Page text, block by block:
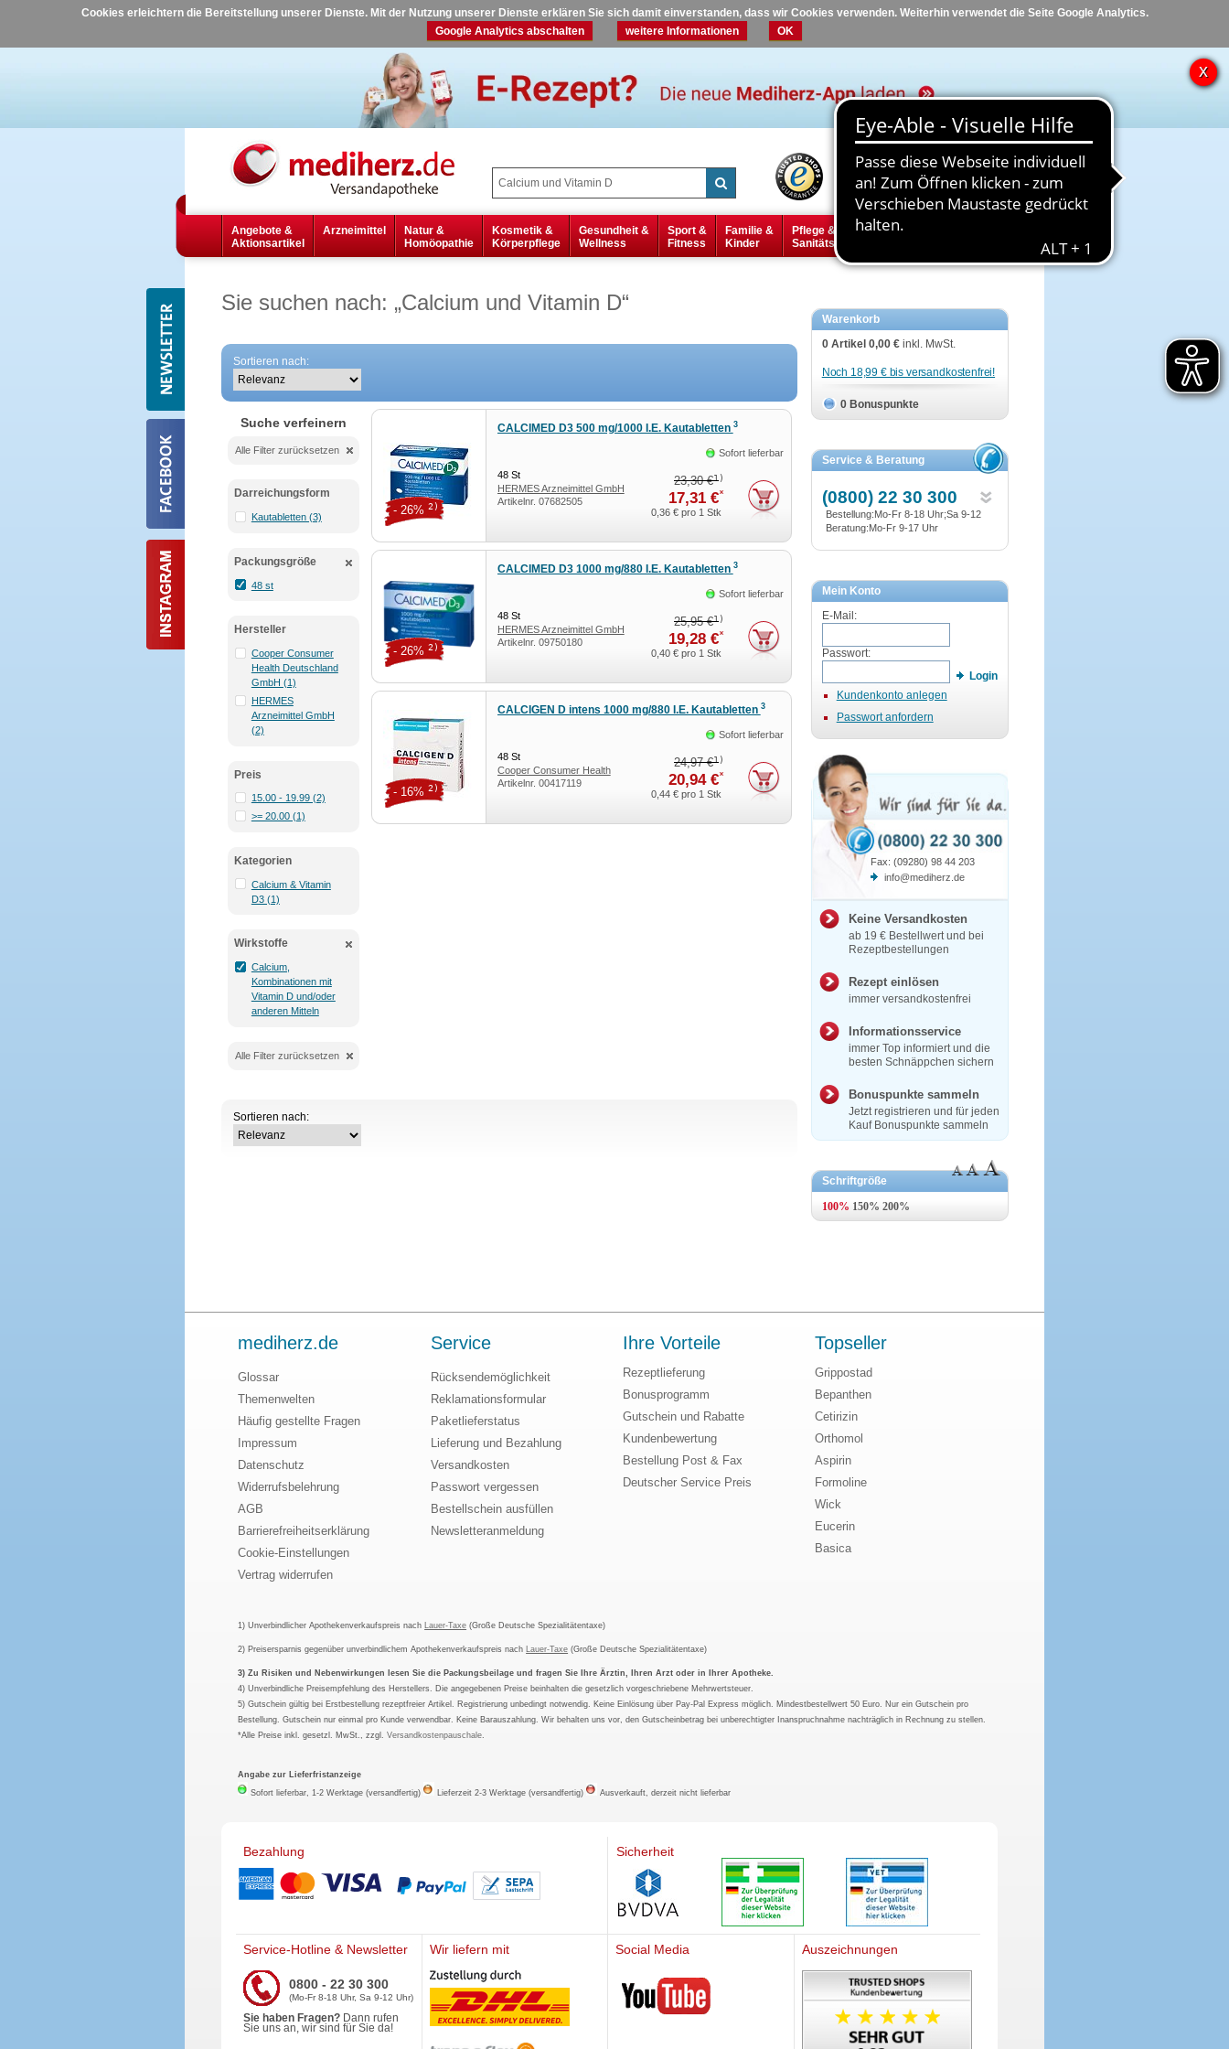
Cookies erleichtern die Bereitstellung unserer Dienste. Mit der Nutzung unserer Dienste erklären Sie sich damit einverstanden, dass wir Cookies verwenden. Weiterhin verwendet die Seite Google Analytics.
Google Analytics abschalten
weitere Informationen OK
Hilfe Kontakt
Angebote &
Aktionsartikel
Arzneimittel
Natur &
Homöopathie
Kosmetik &
Körperpflege
Gesundheit &
Wellness
Sport &
Fitness
Familie &
Kinder
Pflege &
Sanitätsbedarf
Diabetes
Sie suchen nach: „Calcium und Vitamin D“
Sortieren nach:
Suche verfeinern
Alle Filter zurücksetzen
Darreichungsform
Kautabletten (3)
Packungsgröße
48 st
Hersteller
Cooper Consumer
Health Deutschland
GmbH (1)
HERMES
Arzneimittel GmbH
(2)
Preis
15.00 - 19.99 (2)
>= 20.00 (1)
Kategorien
Calcium & Vitamin
D3 (1)
Wirkstoffe
Calcium,
Kombinationen mit
Vitamin D und/oder
anderen Mitteln
Alle Filter zurücksetzen
CALCIMED D3 500 mg/1000 I.E. Kautabletten 3
48 St
HERMES Arzneimittel GmbH
Artikelnr. 07682505
Sofort lieferbar
23,30 €1)
17,31 €*
- 26% 2)
0,36 € pro 1 Stk
CALCIMED D3 1000 mg/880 I.E. Kautabletten 3
48 St
HERMES Arzneimittel GmbH
Artikelnr. 09750180
Sofort lieferbar
25,95 €1)
19,28 €*
- 26% 2)
0,40 € pro 1 Stk
CALCIGEN D intens 1000 mg/880 I.E. Kautabletten 3
48 St
Cooper Consumer Health
Deutschland GmbH
Artikelnr. 00417119
Sofort lieferbar
24,97 €1)
20,94 €*
- 16% 2)
0,44 € pro 1 Stk
Sortieren nach:
Warenkorb
0 Artikel 0,00 € inkl. MwSt.
Noch 18,99 € bis versandkostenfrei!
0 Bonuspunkte
Service & Beratung
(0800) 22 30 300
Bestellung:Mo-Fr 8-18 Uhr;Sa 9-12
Beratung:Mo-Fr 9-17 Uhr
Mein Konto
E-Mail:
Passwort:
Login
Kundenkonto anlegen
Passwort anfordern
Fax: (09280) 98 44 203
info@mediherz.de
Keine Versandkosten
ab 19 € Bestellwert und bei
Rezeptbestellungen
Rezept einlösen
immer versandkostenfrei
Informationsservice
immer Top informiert und die
besten Schnäppchen sichern
Bonuspunkte sammeln
Jetzt registrieren und für jeden
Kauf Bonuspunkte sammeln
Schriftgröße
mediherz.de
Glossar
Themenwelten
Häufig gestellte Fragen
Impressum
Datenschutz
Widerrufsbelehrung
AGB
Barrierefreiheitserklärung
Cookie-Einstellungen
Vertrag widerrufen
Service
Rücksendemöglichkeit
Reklamationsformular
Paketlieferstatus
Lieferung und Bezahlung
Versandkosten
Passwort vergessen
Bestellschein ausfüllen
Newsletteranmeldung
Ihre Vorteile
Rezeptlieferung
Bonusprogramm
Gutschein und Rabatte
Kundenbewertung
Bestellung Post & Fax
Deutscher Service Preis
Topseller
Grippostad
Bepanthen
Cetirizin
Orthomol
Aspirin
Formoline
Wick
Eucerin
Basica
1) Unverbindlicher Apothekenverkaufspreis nach Lauer-Taxe (Große Deutsche Spezialitätentaxe)
2) Preisersparnis gegenüber unverbindlichem Apothekenverkaufspreis nach Lauer-Taxe (Große Deutsche Spezialitätentaxe)
3) Zu Risiken und Nebenwirkungen lesen Sie die Packungsbeilage und fragen Sie Ihre Ärztin, Ihren Arzt oder in Ihrer Apotheke.
4) Unverbindliche Preisempfehlung des Herstellers. Die angegebenen Preise beinhalten die gesetzlich vorgeschriebene Mehrwertsteuer.
5) Gutschein gültig bei Erstbestellung rezeptfreier Artikel. Registrierung unbedingt notwendig. Keine Einlösung über Pay-Pal Express möglich. Mindestbestellwert 50 Euro. Nur ein Gutschein pro
Bestellung. Gutschein nur einmal pro Kunde verwendbar. Keine Barauszahlung. Wir behalten uns vor, den Gutscheinbetrag bei unberechtigter Inanspruchnahme nachträglich in Rechnung zu stellen.
*Alle Preise inkl. gesetzl. MwSt., zzgl.Versandkostenpauschale.
Angabe zur Lieferfristanzeige
Sofort lieferbar, 1-2 Werktage (versandfertig)
Lieferzeit 2-3 Werktage (versandfertig) Ausverkauft, derzeit nicht lieferbar
Bezahlung Sicherheit
Service-Hotline & Newsletter
0800 - 22 30 300
(Mo-Fr 8-18 Uhr, Sa 9-12 Uhr)
Sie haben Fragen? Dann rufen
Sie uns an, wir sind für Sie da!
Wir liefern mit Social Media
Mediherz
Auszeichnungen